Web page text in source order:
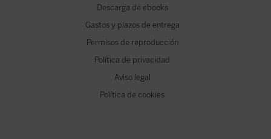
Descarga de ebooks
Gastos y plazos de entrega
Permisos de reproducción
Política de privacidad
Aviso legal
Política de cookies